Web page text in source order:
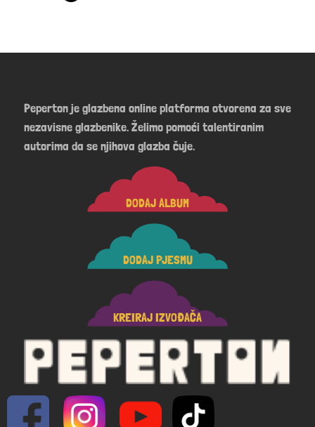
Peperton je glazbena online platforma otvorena za sve
nezavisne glazbenike. Želimo pomoći talentiranim
autorima da se njihova glazba čuje.
DODAJ ALBUM
DODAJ PJESMU
KREIRAJ IZVOĐAČA